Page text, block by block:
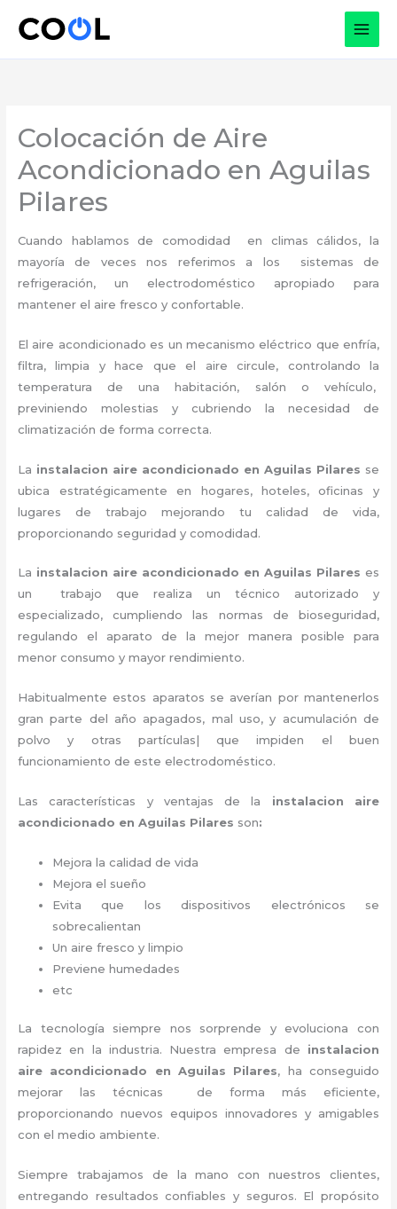
Colocación de Aire
Acondicionado en Aguilas
Pilares
Cuando hablamos de comodidad en climas cálidos, la
mayoría de veces nos referimos a los sistemas de
refrigeración, un electrodoméstico apropiado para
mantener el aire fresco y confortable.
El aire acondicionado es un mecanismo eléctrico que enfría,
filtra, limpia y hace que el aire circule, controlando la
temperatura de una habitación, salón o vehículo,
previniendo molestias y cubriendo la necesidad de
climatización de forma correcta.
La instalacion aire acondicionado en Aguilas Pilares se
ubica estratégicamente en hogares, hoteles, oficinas y
lugares de trabajo
mejorando tu calidad de vida,
proporcionando seguridad y comodidad.
La instalacion aire acondicionado en Aguilas Pilares es
un
trabajo que realiza un técnico autorizado y
especializado, cumpliendo las normas de bioseguridad,
regulando el aparato de la mejor manera posible para
menor consumo y mayor rendimiento.
Habitualmente estos aparatos se averían por mantenerlos
gran parte del año apagados, mal uso, y acumulación de
polvo y otras partículas| que impiden el buen
funcionamiento de este electrodoméstico.
Las características y ventajas de la instalacion aire
acondicionado en Aguilas Pilares son:
Mejora la calidad de vida
Mejora el sueño
Evita que los dispositivos electrónicos se
sobrecalientan
Un aire fresco y limpio
Previene humedades
etc
La tecnología siempre nos sorprende y evoluciona con
rapidez en la industria. Nuestra empresa de instalacion
aire acondicionado en Aguilas Pilares, ha conseguido
mejorar las técnicas de forma más eficiente,
proporcionando nuevos equipos innovadores y amigables
con el medio ambiente.
Siempre trabajamos de la mano con nuestros clientes,
entregando resultados confiables y seguros. El propósito